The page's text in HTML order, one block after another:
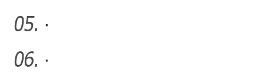
牧
花，新疆棉花协会发声
·
·